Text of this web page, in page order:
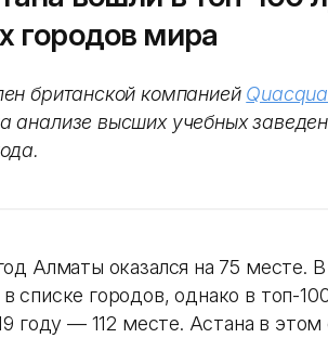
городов мира
британской компанией
анализе высших учебных
Алматы оказался на 75 месте.
списке городов, однако в топ-
году — 112 месте. Астана в этом